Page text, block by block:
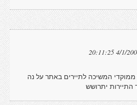
4/1/2006
המשיכה לתיירים באתר על נה
התיירות יתרושש